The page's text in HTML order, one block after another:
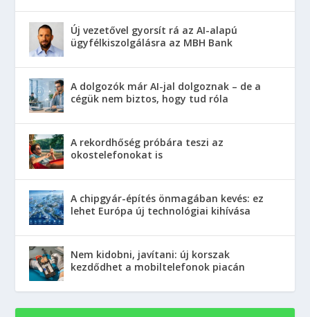
Új vezetővel gyorsít rá az AI-alapú
ügyfélkiszolgálásra az MBH Bank
A dolgozók már AI-jal dolgoznak – de a
cégük nem biztos, hogy tud róla
A rekordhőség próbára teszi az
okostelefonokat is
A chipgyár-építés önmagában kevés: ez
lehet Európa új technológiai kihívása
Nem kidobni, javítani: új korszak
kezdődhet a mobiltelefonok piacán